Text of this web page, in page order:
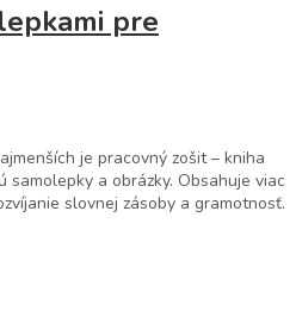
pre
je pracovný zošit – kniha
samolepky a obrázky. Obsahuje viac
slovnej zásoby a gramotnosť.